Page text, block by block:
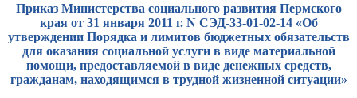
Приказ Министерства социального развития Пермского
края от 31 января 2011 г. N СЭД-33-01-02-14 «Об
утверждении Порядка и лимитов бюджетных обязательств
для оказания социальной услуги в виде материальной
помощи, предоставляемой в виде денежных средств,
гражданам, находящимся в трудной жизненной ситуации»